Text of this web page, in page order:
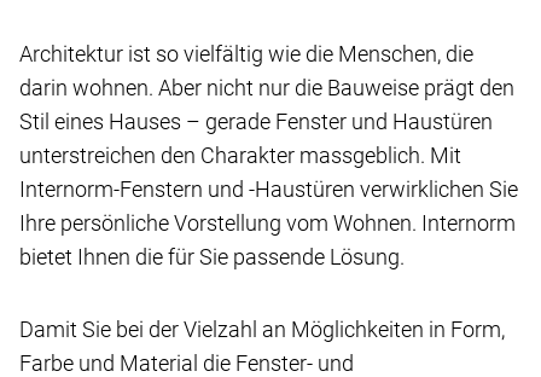
Architektur ist so vielfältig wie die Menschen, die
darin wohnen. Aber nicht nur die Bauweise prägt den
Stil eines Hauses – gerade Fenster und Haustüren
unterstreichen den Charakter massgeblich. Mit
Internorm-Fenstern und -Haustüren verwirklichen Sie
Ihre persönliche Vorstellung vom Wohnen. Internorm
bietet Ihnen die für Sie passende Lösung.
Damit Sie bei der Vielzahl an Möglichkeiten in Form,
Farbe und Material die Fenster- und